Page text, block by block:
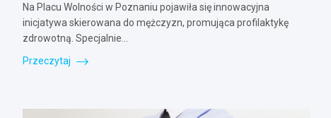
Na Placu Wolności w Poznaniu pojawiła się innowacyjna
inicjatywa skierowana do mężczyzn, promująca profilaktykę
zdrowotną. Specjalnie…
Przeczytaj